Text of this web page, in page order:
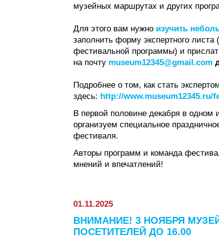
музейных маршрутах и других
Для этого вам нужно изучить
заполнить форму экспертного
фестивальной программы) и
на почту museum12345@gmail.com
Подробнее о том, как стать
здесь: http://www.museum12345.ru/
В первой половине декабря в одном
организуем специальное
фестиваля.
Авторы программ и команда
мнений и впечатлений!
01.11.2025
ВНИМАНИЕ! 3 НОЯБРЯ
ПОСЕТИТЕЛЕЙ ДО 16.00